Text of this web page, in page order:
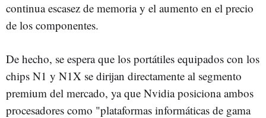
continua escasez de memoria y el aumento en el precio
de los componentes.
De hecho, se espera que los portátiles equipados con los
chips N1 y N1X se dirijan directamente al segmento
premium del mercado, ya que Nvidia posiciona ambos
procesadores como "plataformas informáticas de gama